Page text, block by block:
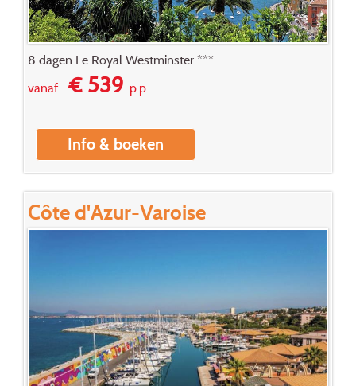
8 dagen Le Royal Westminster ***
vanaf€ 539p.p.
Info & boeken
Côte d'Azur-Varoise